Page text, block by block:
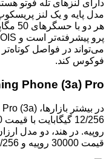
هر
فوکوس کند.
Phone (3a) Pro
قیمت 30000 روپیه و 8/256 گیگابایت با قیمت 32000 روپیه.